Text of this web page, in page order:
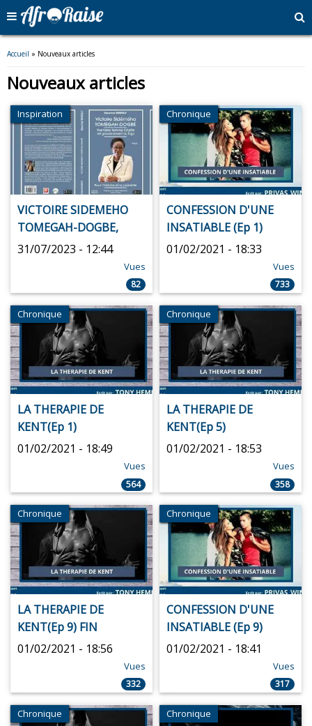
Vous êtes ici
Accueil » Nouveaux articles
Nouveaux articles
Inspiration
VICTOIRE SIDEMEHO
TOMEGAH-DOGBE,
PREMIERE FEMME
GOUVERNEMENT AU
TOGO
31/07/2023 - 12:44
Vues
82
Chronique
CONFESSION D'UNE
INSATIABLE (Ep 1)
01/02/2021 - 18:33
Vues
733
Chronique
LA THERAPIE DE
KENT(Ep 1)
01/02/2021 - 18:49
Vues
564
Chronique
LA THERAPIE DE
KENT(Ep 5)
01/02/2021 - 18:53
Vues
358
Chronique
LA THERAPIE DE
KENT(Ep 9) FIN
01/02/2021 - 18:56
Vues
332
Chronique
CONFESSION D'UNE
INSATIABLE (Ep 9)
01/02/2021 - 18:41
Vues
317
Chronique Chronique